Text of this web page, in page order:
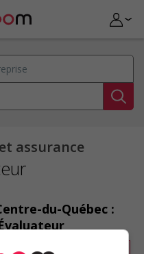
assurance
du-Québec :